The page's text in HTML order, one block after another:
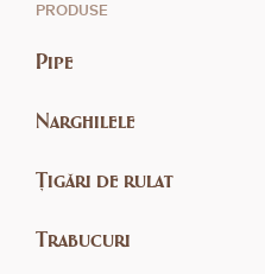
PRODUSE
Pipe
Narghilele
Țigări de rulat
Trabucuri